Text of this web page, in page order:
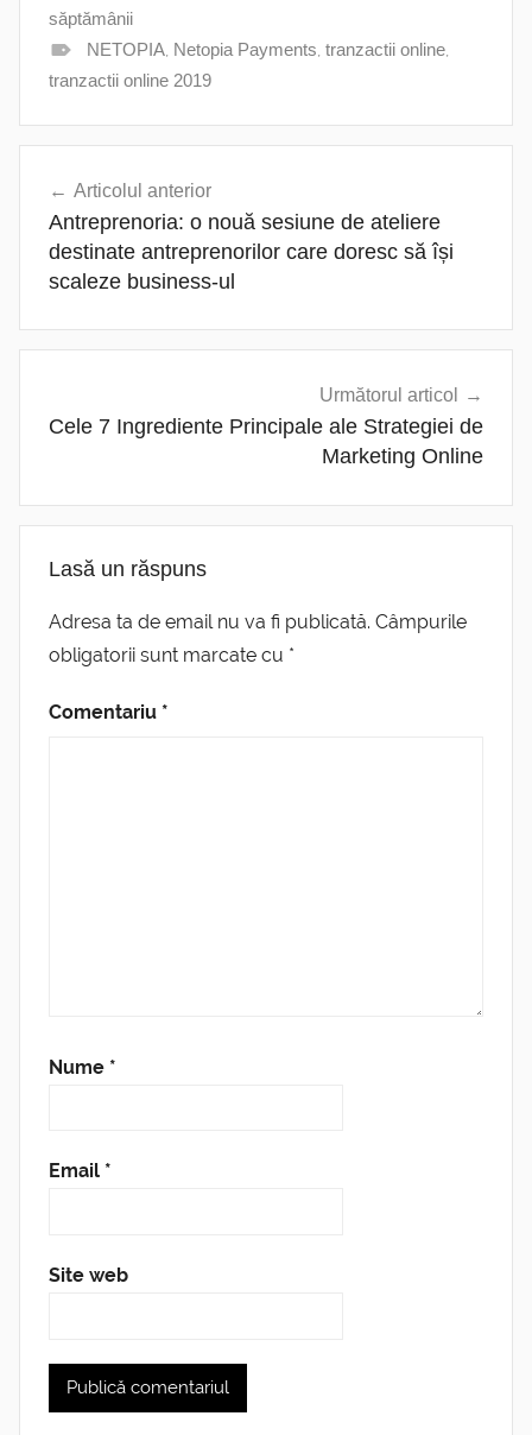
săptămânii
NETOPIA, Netopia Payments, tranzactii online,
tranzactii online 2019
articole
Articolul anterior
Antreprenoria: o nouă sesiune de ateliere
destinate antreprenorilor care doresc să își
scaleze business-ul
Următorul articol
Cele 7 Ingrediente Principale ale Strategiei de
Marketing Online
Lasă un răspuns
Adresa ta de email nu va fi publicată. Câmpurile
obligatorii sunt marcate cu *
Comentariu *
Nume *
Email *
Site web